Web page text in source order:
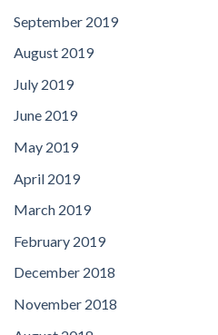
September 2019
August 2019
July 2019
June 2019
May 2019
April 2019
March 2019
February 2019
December 2018
November 2018